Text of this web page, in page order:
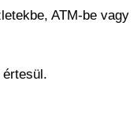
ATM-be vagy